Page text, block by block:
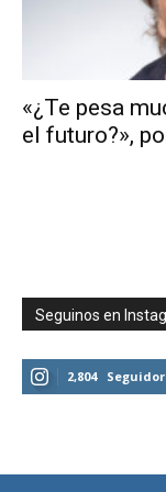
«¿Te pesa
el futuro?»,
Seguinos en
2,804